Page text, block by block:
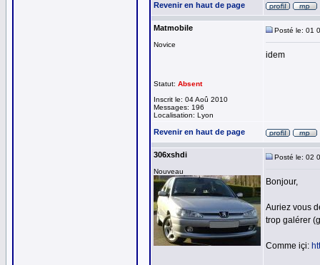
Revenir en haut de page
Matmobile
Novice
Statut: Absent
Inscrit le: 04 Aoû 2010
Messages: 196
Localisation: Lyon
Posté le: 01
idem
Revenir en haut de page
306xshdi
Nouveau
Posté le: 02
Bonjour,
Auriez vous
trop galérer
Comme içi: